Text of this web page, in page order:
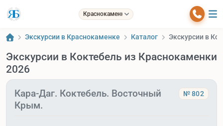
Краснокаменка
Экскурсии в Краснокаменке Каталог Экскурсии в
Экскурсии в Коктебель из Краснокаменки
2026
Кара-Даг. Коктебель. Восточный
Крым.
№ 802